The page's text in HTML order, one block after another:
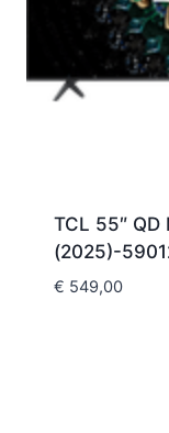
TCL 55″
(2025)-
€ 549,00